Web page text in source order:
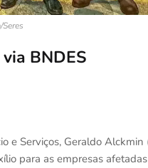
BNDES
e Serviços, Geraldo Alckmin
para as empresas